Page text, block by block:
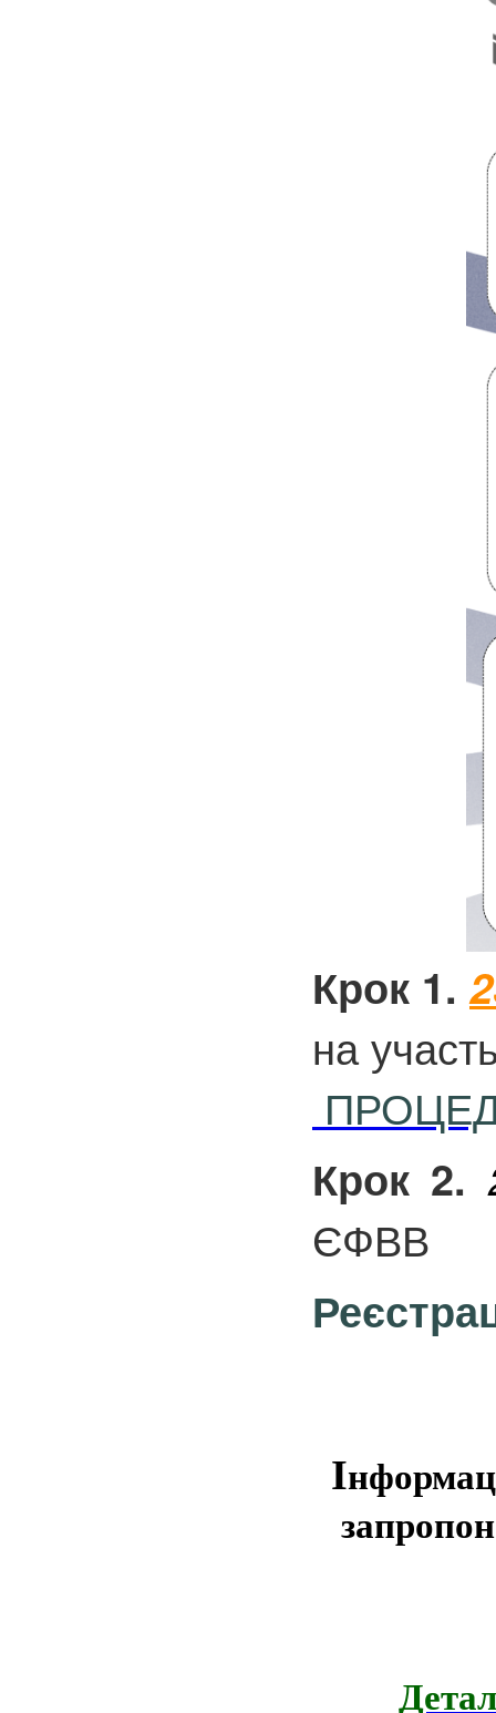
Крок 1.
на
Крок 2.
ЄФВВ
І